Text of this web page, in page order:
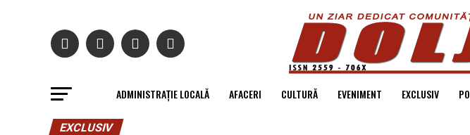
ADMINISTRAȚIE LOCALĂ AFACERI CULTURĂ EVENIMENT EXCLUSIV
EXCLUSIV